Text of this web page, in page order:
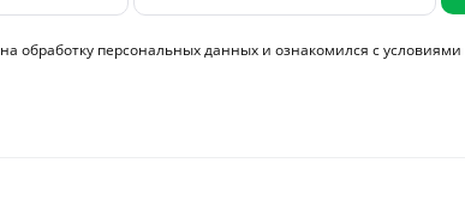
обработку персональных данных и ознакомился с условиями